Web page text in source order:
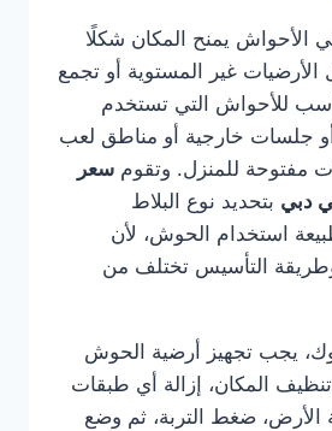
الأحواش يمنح المكان شكلًا
الأرضيات غير المستوية أو تجمع
للأحواش التي تستخدم
جلسات خارجية أو مناطق لعب
مفتوحة للمنزل. وتقوم سعر
دبي بتحديد نوع البلاط
استخدام الحوش، لأن
التأسيس تختلف من
يجب تجهيز أرضية الحوش
المكان، إزالة أي طبقات
الأرض، ضغط التربة، ثم وضع